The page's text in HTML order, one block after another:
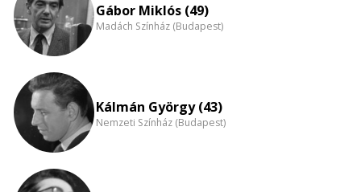
Gábor Miklós (49)
Madách Színház (Budapest)
Kálmán György (43)
Nemzeti Színház (Budapest)